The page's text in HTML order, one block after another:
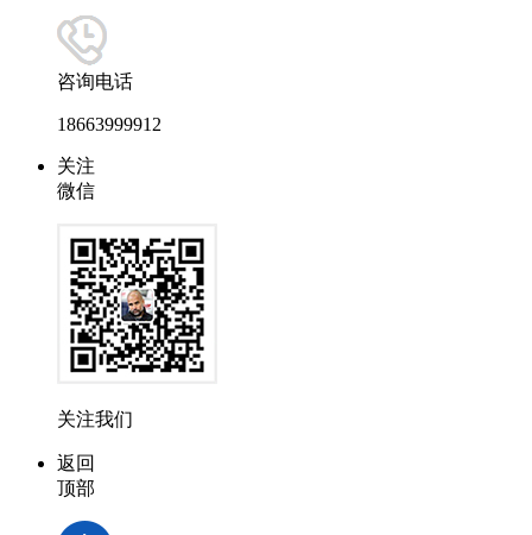
咨询电话
18663999912
关注
微信
关注我们
返回
顶部